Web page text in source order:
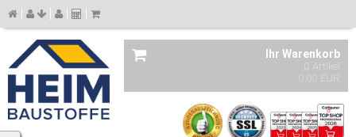
Ihr Warenkorb
0 Artikel
0,00 EUR